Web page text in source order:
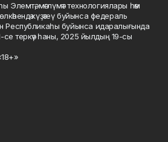
Элемтә, мәғлүмәт технологиялары һәм
күҙәтеү буйынса федераль
Республикаһы буйынса идаралығында
се теркәү һаны, 2025 йылдың 19-сы